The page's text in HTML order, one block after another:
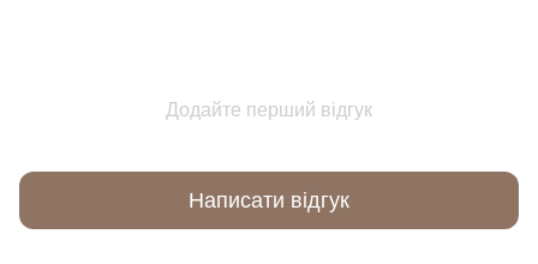
Додайте перший відгук
Написати відгук